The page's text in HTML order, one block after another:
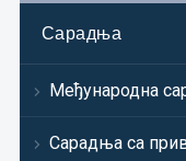
Сарадња
Међународна
Сарадња са